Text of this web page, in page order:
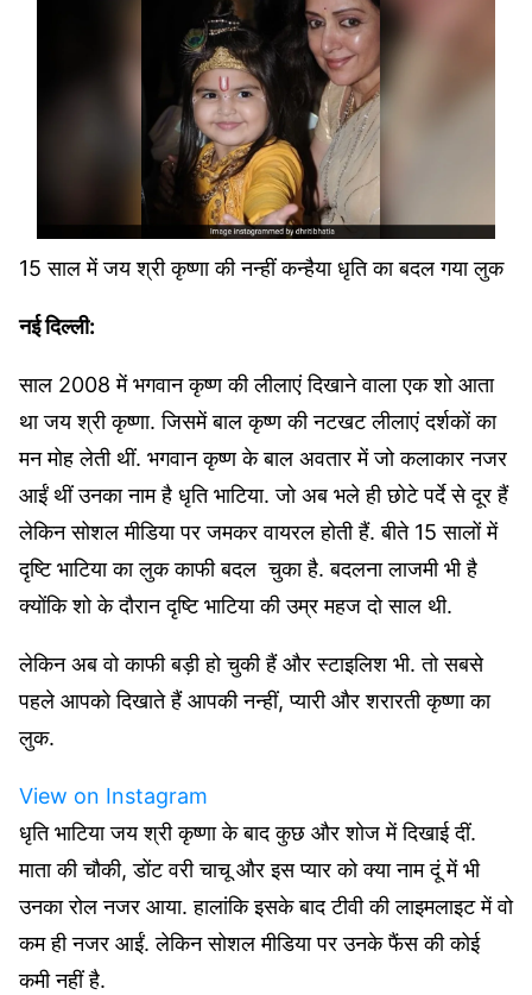
15 साल में जय श्री कृष्णा की नन्हीं कन्हैया धृति का बदल गया लुक
नई दिल्ली:
साल 2008 में भगवान कृष्ण की लीलाएं दिखाने वाला एक शो आता
था जय श्री कृष्णा. जिसमें बाल कृष्ण की नटखट लीलाएं दर्शकों का
मन मोह लेती थीं. भगवान कृष्ण के बाल अवतार में जो कलाकार नजर
आईं थीं उनका नाम है धृति भाटिया. जो अब भले ही छोटे पर्दे से दूर हैं
लेकिन सोशल मीडिया पर जमकर वायरल होती हैं. बीते 15 सालों में
दृष्टि भाटिया का लुक काफी बदल चुका है. बदलना लाजमी भी है
क्योंकि शो के दौरान दृष्टि भाटिया की उम्र महज दो साल थी.
लेकिन अब वो काफी बड़ी हो चुकी हैं और स्टाइलिश भी. तो सबसे
पहले आपको दिखाते हैं आपकी नन्हीं, प्यारी और शरारती कृष्णा का
लुक.
View on Instagram
धृति भाटिया जय श्री कृष्णा के बाद कुछ और शोज में दिखाई दीं.
माता की चौकी, डोंट वरी चाचू और इस प्यार को क्या नाम दूं में भी
उनका रोल नजर आया. हालांकि इसके बाद टीवी की लाइमलाइट में वो
कम ही नजर आईं. लेकिन सोशल मीडिया पर उनके फैंस की कोई
कमी नहीं है.